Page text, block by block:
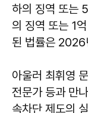
하의 징역 또는
의 징역 또는 1
된 법률은 2026
아울러 최휘영
전문가 등과 만
속차단 제도의